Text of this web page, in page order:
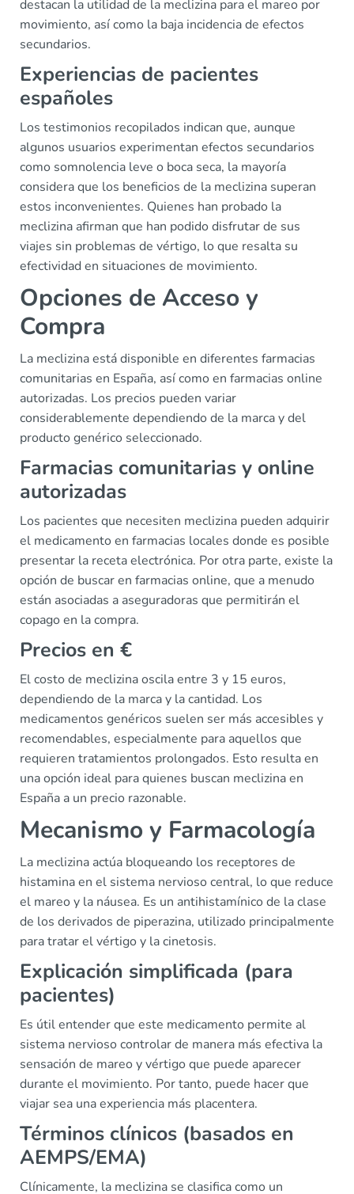
destacan la utilidad de la meclizina para el mareo por
movimiento, así como la baja incidencia de efectos
secundarios.
Experiencias de pacientes
españoles
Los testimonios recopilados indican que, aunque
algunos usuarios experimentan efectos secundarios
como somnolencia leve o boca seca, la mayoría
considera que los beneficios de la meclizina superan
estos inconvenientes. Quienes han probado la
meclizina afirman que han podido disfrutar de sus
viajes sin problemas de vértigo, lo que resalta su
efectividad en situaciones de movimiento.
Opciones de Acceso y
Compra
La meclizina está disponible en diferentes farmacias
comunitarias en España, así como en farmacias online
autorizadas. Los precios pueden variar
considerablemente dependiendo de la marca y del
producto genérico seleccionado.
Farmacias comunitarias y online
autorizadas
Los pacientes que necesiten meclizina pueden adquirir
el medicamento en farmacias locales donde es posible
presentar la receta electrónica. Por otra parte, existe la
opción de buscar en farmacias online, que a menudo
están asociadas a aseguradoras que permitirán el
copago en la compra.
Precios en €
El costo de meclizina oscila entre 3 y 15 euros,
dependiendo de la marca y la cantidad. Los
medicamentos genéricos suelen ser más accesibles y
recomendables, especialmente para aquellos que
requieren tratamientos prolongados. Esto resulta en
una opción ideal para quienes buscan meclizina en
España a un precio razonable.
Mecanismo y Farmacología
La meclizina actúa bloqueando los receptores de
histamina en el sistema nervioso central, lo que reduce
el mareo y la náusea. Es un antihistamínico de la clase
de los derivados de piperazina, utilizado principalmente
para tratar el vértigo y la cinetosis.
Explicación simplificada (para
pacientes)
Es útil entender que este medicamento permite al
sistema nervioso controlar de manera más efectiva la
sensación de mareo y vértigo que puede aparecer
durante el movimiento. Por tanto, puede hacer que
viajar sea una experiencia más placentera.
Términos clínicos (basados en
AEMPS/EMA)
Clínicamente, la meclizina se clasifica como un